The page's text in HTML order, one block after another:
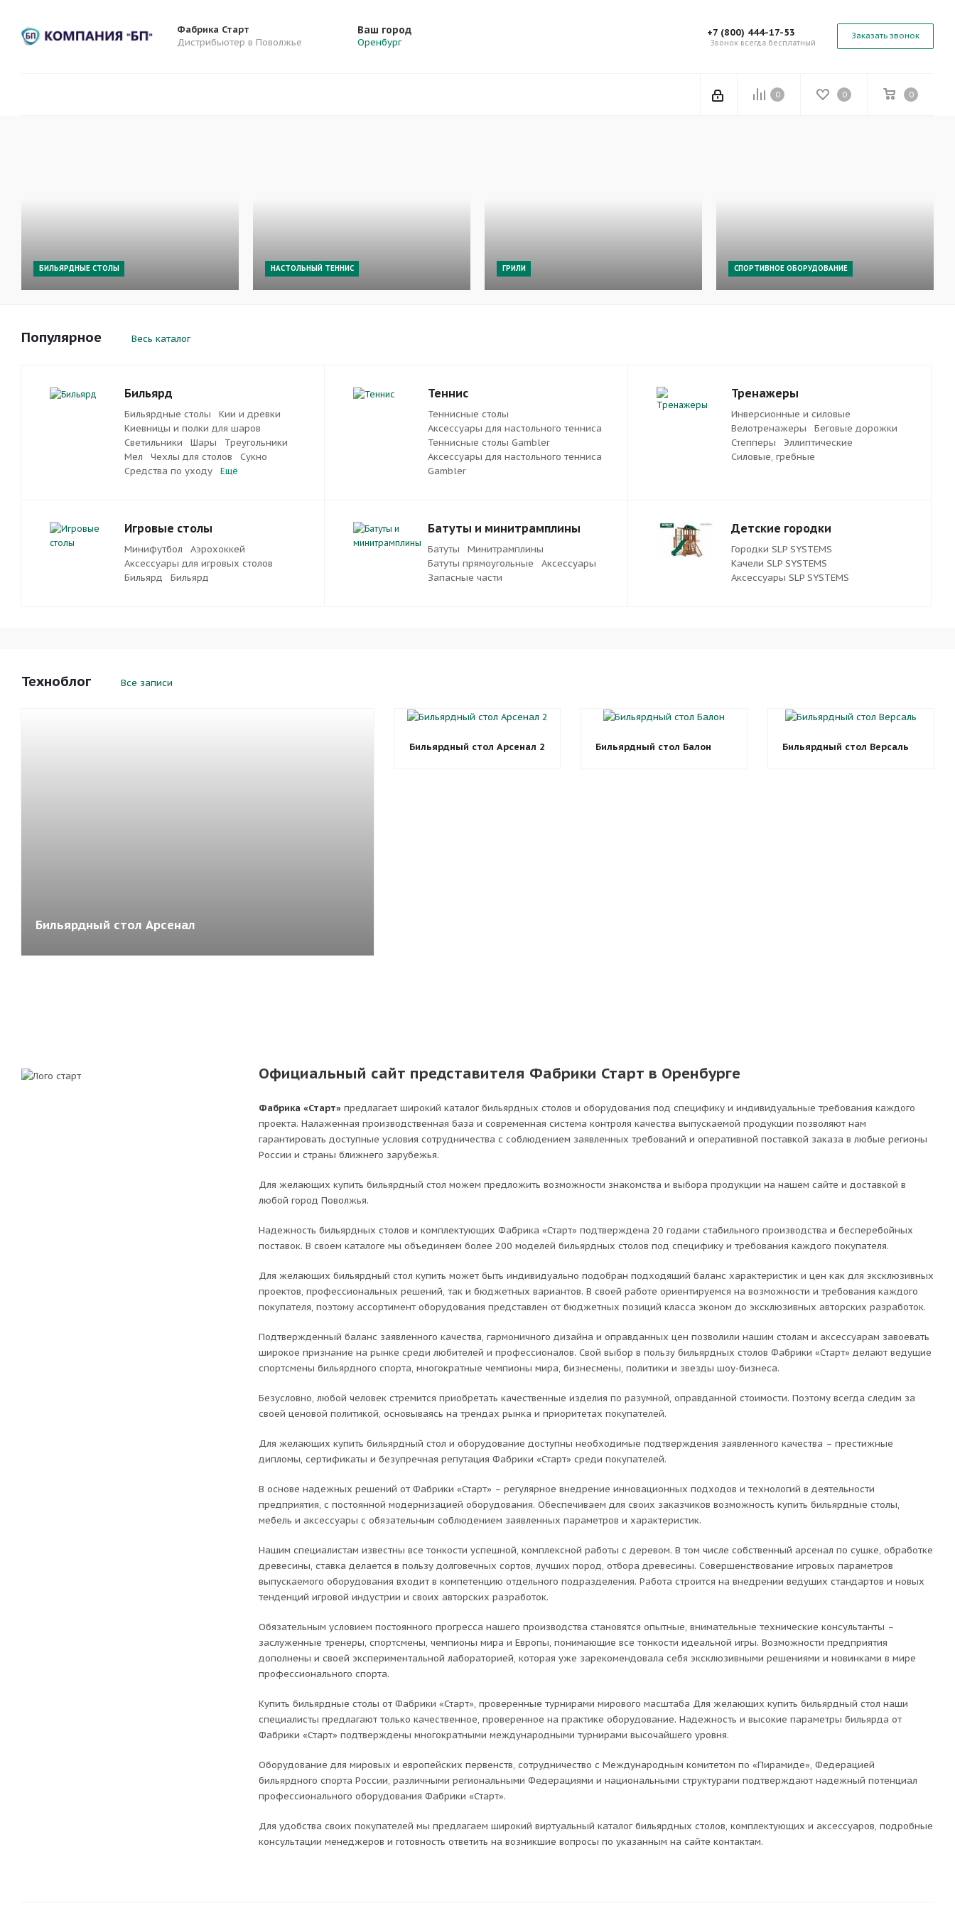
Фабрика Старт
Дистрибьютер в Поволжье
Ваш город
Оренбург
+7 (800) 444-17-53
Звонок всегда бесплатный
Заказать звонок
0 0 0
БИЛЬЯРДНЫЕ СТОЛЫ НАСТОЛЬНЫЙ ТЕННИС ГРИЛИ СПОРТИВНОЕ ОБОРУДОВАНИЕ
Популярное Весь каталог
Бильярд
Бильярдные столы
Кии и древки
Киевницы и полки для шаров
Светильники
Шары
Треугольники
Мел
Чехлы для столов
Сукно
Средства по уходу
Ещё
Теннис
Теннисные столы
Аксессуары для настольного тенниса
Теннисные столы Gambler
Аксессуары для настольного тенниса
Gambler
Тренажеры
Инверсионные и силовые
Велотренажеры
Беговые дорожки
Степперы
Эллиптические
Силовые, гребные
Игровые столы
Минифутбол
Аэрохоккей
Аксессуары для игровых столов
Бильяpд
Бильяpд
Батуты и минитрамплины
Батуты
Минитрамплины
Батуты прямоугольные
Аксессуары
Запасные части
Детские городки
Городки SLP SYSTEMS
Качели SLP SYSTEMS
Аксессуары SLP SYSTEMS
Техноблог Все записи
Бильярдный стол Арсенал
Бильярдный стол Арсенал 2 Бильярдный стол Балон Бильярдный стол Версаль
Официальный сайт представителя Фабрики Старт в Оренбурге
Фабрика «Старт»предлагает широкий каталог бильярдных столов и оборудования под специфику и индивидуальные требования каждого
проекта. Налаженная производственная база и современная система контроля качества выпускаемой продукции позволяют нам
гарантировать доступные условия сотрудничества с соблюдением заявленных требований и оперативной поставкой заказа в любые регионы
России и страны ближнего зарубежья.
Для желающих купить бильярдный стол можем предложить возможности знакомства и выбора продукции на нашем сайте и доставкой в
любой город Поволжья.
Надежность бильярдных столов и комплектующих Фабрика «Старт» подтверждена 20 годами стабильного производства и бесперебойных
поставок. В своем каталоге мы объединяем более 200 моделей бильярдных столов под специфику и требования каждого покупателя.
Для желающих бильярдный стол купить может быть индивидуально подобран подходящий баланс характеристик и цен как для эксклюзивных
проектов, профессиональных решений, так и бюджетных вариантов. В своей работе ориентируемся на возможности и требования каждого
покупателя, поэтому ассортимент оборудования представлен от бюджетных позиций класса эконом до эксклюзивных авторских разработок.
Подтвержденный баланс заявленного качества, гармоничного дизайна и оправданных цен позволили нашим столам и аксессуарам завоевать
широкое признание на рынке среди любителей и профессионалов. Свой выбор в пользу бильярдных столов Фабрики «Старт» делают ведущие
спортсмены бильярдного спорта, многократные чемпионы мира, бизнесмены, политики и звезды шоу-бизнеса.
Безусловно, любой человек стремится приобретать качественные изделия по разумной, оправданной стоимости. Поэтому всегда следим за
своей ценовой политикой, основываясь на трендах рынка и приоритетах покупателей.
Для желающих купить бильярдный стол и оборудование доступны необходимые подтверждения заявленного качества – престижные
дипломы, сертификаты и безупречная репутация Фабрики «Старт» среди покупателей.
В основе надежных решений от Фабрики «Старт» – регулярное внедрение инновационных подходов и технологий в деятельности
предприятия, с постоянной модернизацией оборудования. Обеспечиваем для своих заказчиков возможность купить бильярдные столы,
мебель и аксессуары с обязательным соблюдением заявленных параметров и характеристик.
Нашим специалистам известны все тонкости успешной, комплексной работы с деревом. В том числе собственный арсенал по сушке, обработке
древесины, ставка делается в пользу долговечных сортов, лучших пород, отбора древесины. Совершенствование игровых параметров
выпускаемого оборудования входит в компетенцию отдельного подразделения. Работа строится на внедрении ведущих стандартов и новых
тенденций игровой индустрии и своих авторских разработок.
Обязательным условием постоянного прогресса нашего производства становятся опытные, внимательные технические консультанты –
заслуженные тренеры, спортсмены, чемпионы мира и Европы, понимающие все тонкости идеальной игры. Возможности предприятия
дополнены и своей экспериментальной лабораторией, которая уже зарекомендовала себя эксклюзивными решениями и новинками в мире
профессионального спорта.
Купить бильярдные столы от Фабрики «Старт», проверенные турнирами мирового масштаба Для желающих купить бильярдный стол наши
специалисты предлагают только качественное, проверенное на практике оборудование. Надежность и высокие параметры бильярда от
Фабрики «Старт» подтверждены многократными международными турнирами высочайшего уровня.
Оборудование для мировых и европейских первенств, сотрудничество с Международным комитетом по «Пирамиде», Федерацией
бильярдного спорта России, различными региональными Федерациями и национальными структурами подтверждают надежный потенциал
профессионального оборудования Фабрики «Старт».
Для удобства своих покупателей мы предлагаем широкий виртуальный каталог бильярдных столов, комплектующих и аксессуаров, подробные
консультации менеджеров и готовность ответить на возникшие вопросы по указанным на сайте контактам.